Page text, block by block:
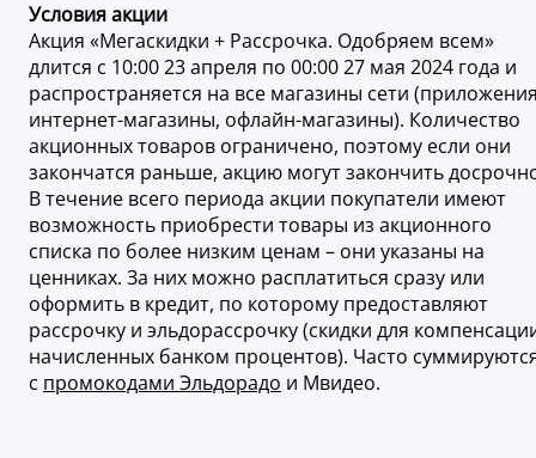
Условия акции
Акция «Мегаскидки + Рассрочка. Одобряем всем»
длится с 10:00 23 апреля по 00:00 27 мая 2024 года и
распространяется на все магазины сети
интернет-магазины, офлайн-магазины). Количество
акционных товаров ограничено, поэтому если они
закончатся раньше, акцию могут закончить
В течение всего периода акции покупатели имеют
возможность приобрести товары из акционного
списка по более низким ценам – они указаны на
ценниках. За них можно расплатиться сразу или
оформить в кредит, по которому предоставляют
рассрочку и эльдорассрочку (скидки для
начисленных банком процентов). Часто
с промокодами Эльдорадо и Мвидео.